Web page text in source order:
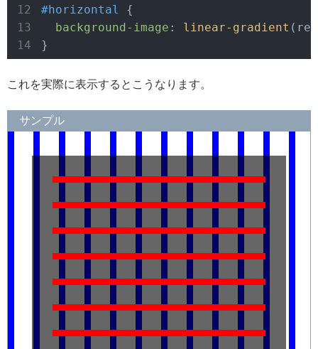
#horizontal
{
background-image : linear-gradient
}
これを実際に表示するとこうなります。
サンプル